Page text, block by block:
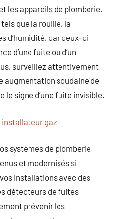
les appareils de plomberie.
que la rouille, la
d’humidité, car ceux-ci
d’une fuite ou d’un
surveillez attentivement
augmentation soudaine de
le signe d’une fuite invisible.
installateur gaz
systèmes de plomberie
et modernisés si
installations avec des
détecteurs de fuites
prévenir les